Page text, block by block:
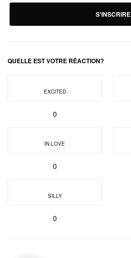
S'INSCRIRE
QUELLE EST VOTRE RÉACTION?
EXCITED
0
IN LOVE
0
SILLY
0